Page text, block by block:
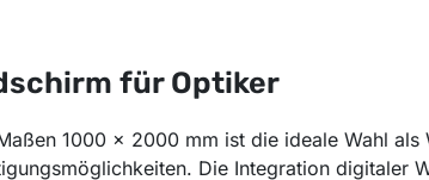
für Optiker
1000 x 2000 mm ist die ideale Wahl
Die Integration digitaler